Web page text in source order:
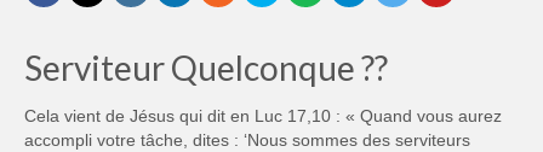
Serviteur Quelconque ??
Cela vient de Jésus qui dit en Luc 17,10 : « Quand vous aurez
accompli votre tâche, dites : ‘Nous sommes des serviteurs